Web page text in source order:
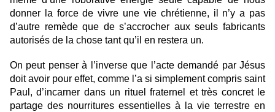
donner la force de vivre une vie chrétienne, il n’y a pas
d’autre remède que de s’accrocher aux seuls fabricants
autorisés de la chose tant qu’il en restera un.
On peut penser à l’inverse que l’acte demandé par Jésus
doit avoir pour effet, comme l’a si simplement compris saint
Paul, d’incarner dans un rituel fraternel et très concret le
partage des nourritures essentielles à la vie terrestre en